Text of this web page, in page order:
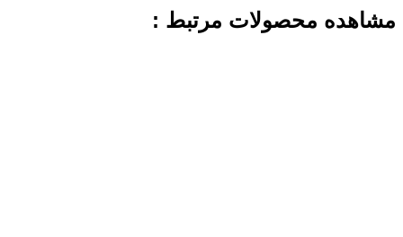
مشاهده محصولات مرتبط :​